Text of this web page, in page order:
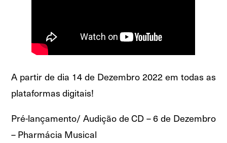
A partir de dia 14 de Dezembro 2022 em todas as
plataformas digitais!
Pré-lançamento/ Audição de CD – 6 de Dezembro
– Pharmácia Musical